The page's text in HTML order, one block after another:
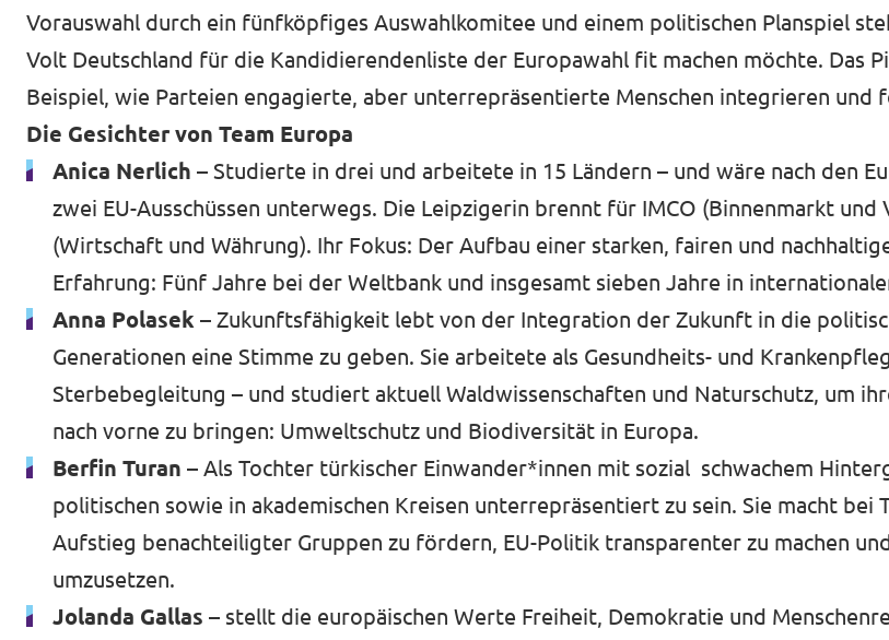
Vorauswahl durch ein fünfköpfiges Auswahlkomitee und einem politischen Planspiel
Volt Deutschland für die Kandidierendenliste der Europawahl fit machen möchte. Das
Beispiel, wie Parteien engagierte, aber unterrepräsentierte Menschen integrieren und
Die Gesichter von Team Europa
Anica Nerlich – Studierte in drei und arbeitete in 15 Ländern – und wäre nach den
zwei EU-Ausschüssen unterwegs. Die Leipzigerin brennt für IMCO (Binnenmarkt und
(Wirtschaft und Währung). Ihr Fokus: Der Aufbau einer starken, fairen und
Erfahrung: Fünf Jahre bei der Weltbank und insgesamt sieben Jahre in
Anna Polasek – Zukunftsfähigkeit lebt von der Integration der Zukunft in die
Generationen eine Stimme zu geben. Sie arbeitete als Gesundheits- und
Sterbebegleitung – und studiert aktuell Waldwissenschaften und Naturschutz, um
nach vorne zu bringen: Umweltschutz und Biodiversität in Europa.
Berfin Turan – Als Tochter türkischer Einwander*innen mit sozial schwachem
politischen sowie in akademischen Kreisen unterrepräsentiert zu sein. Sie macht bei
Aufstieg benachteiligter Gruppen zu fördern, EU-Politik transparenter zu machen
umzusetzen.
Jolanda Gallas – stellt die europäischen Werte Freiheit, Demokratie und